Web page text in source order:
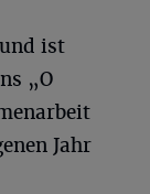
ist
„O
Jahr